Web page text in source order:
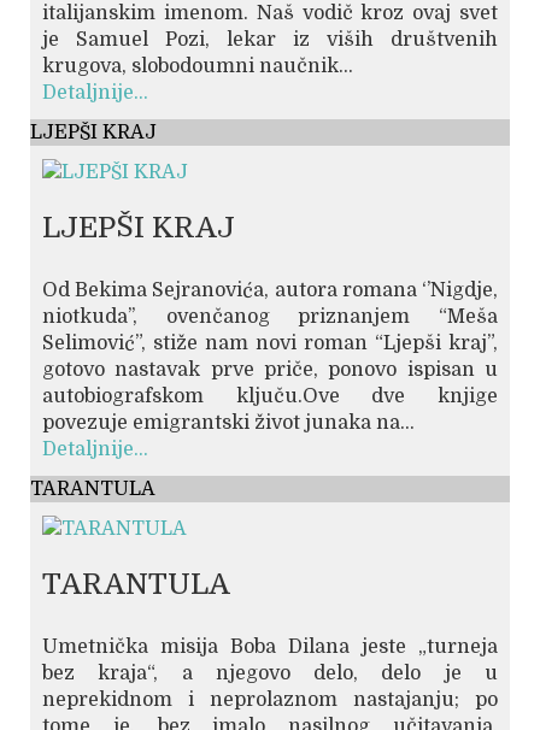
italijanskim imenom. Naš vodič kroz ovaj svet
je Samuel Pozi, lekar iz viših društvenih
krugova, slobodoumni naučnik...
Detaljnije...
LJEPŠI KRAJ
LJEPŠI KRAJ
Od Bekima Sejranovića, autora romana ‘’Nigdje,
niotkuda’’, ovenčanog priznanjem “Meša
Selimović”, stiže nam novi roman “Ljepši kraj”,
gotovo nastavak prve priče, ponovo ispisan u
autobiografskom ključu.Ove dve knjige
povezuje emigrantski život junaka na...
Detaljnije...
TARANTULA
TARANTULA
Umetnička misija Boba Dilana jeste „turneja
bez kraja“, a njegovo delo, delo je u
neprekidnom i neprolaznom nastajanju; po